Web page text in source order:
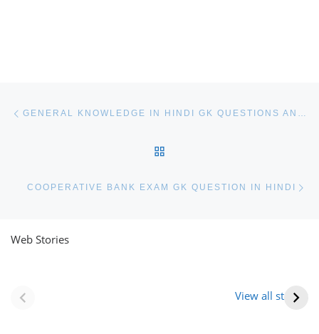
GENERAL KNOWLEDGE IN HINDI GK QUESTIONS AND ANSWERS
COOPERATIVE BANK EXAM GK QUESTION IN HINDI
Web Stories
View all stories
(राजस्थान) |
Formation Of New
आभूषण (women’s